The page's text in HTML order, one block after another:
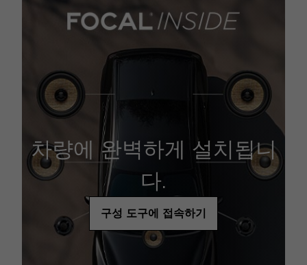
차량에 완벽하게 설치됩니
다.
구성 도구에 접속하기